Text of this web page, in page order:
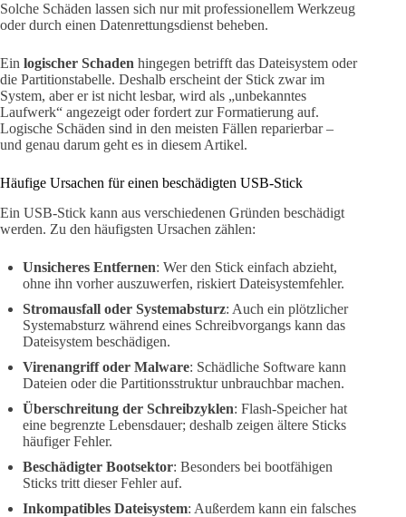
Solche Schäden lassen sich nur mit professionellem Werkzeug
oder durch einen Datenrettungsdienst beheben.
Ein logischer Schaden hingegen betrifft das Dateisystem oder
die Partitionstabelle. Deshalb erscheint der Stick zwar im
System, aber er ist nicht lesbar, wird als „unbekanntes
Laufwerk“ angezeigt oder fordert zur Formatierung auf.
Logische Schäden sind in den meisten Fällen reparierbar –
und genau darum geht es in diesem Artikel.
Häufige Ursachen für einen beschädigten USB-Stick
Ein USB-Stick kann aus verschiedenen Gründen beschädigt
werden. Zu den häufigsten Ursachen zählen:
Unsicheres Entfernen: Wer den Stick einfach abzieht,
ohne ihn vorher auszuwerfen, riskiert Dateisystemfehler.
Stromausfall oder Systemabsturz: Auch ein plötzlicher
Systemabsturz während eines Schreibvorgangs kann das
Dateisystem beschädigen.
Virenangriff oder Malware: Schädliche Software kann
Dateien oder die Partitionsstruktur unbrauchbar machen.
Überschreitung der Schreibzyklen: Flash-Speicher hat
eine begrenzte Lebensdauer; deshalb zeigen ältere Sticks
häufiger Fehler.
Beschädigter Bootsektor: Besonders bei bootfähigen
Sticks tritt dieser Fehler auf.
Inkompatibles Dateisystem: Außerdem kann ein falsches